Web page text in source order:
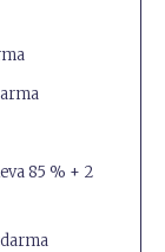
85 % + 2